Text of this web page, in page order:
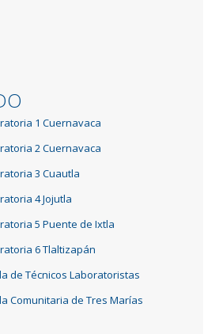
1 Cuernavaca
2 Cuernavaca
3 Cuautla
4 Jojutla
5 Puente de Ixtla
6 Tlaltizapán
de Técnicos Laboratoristas
Comunitaria de Tres Marías